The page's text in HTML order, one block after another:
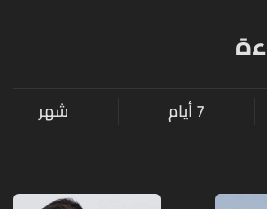
7 أيام شهر